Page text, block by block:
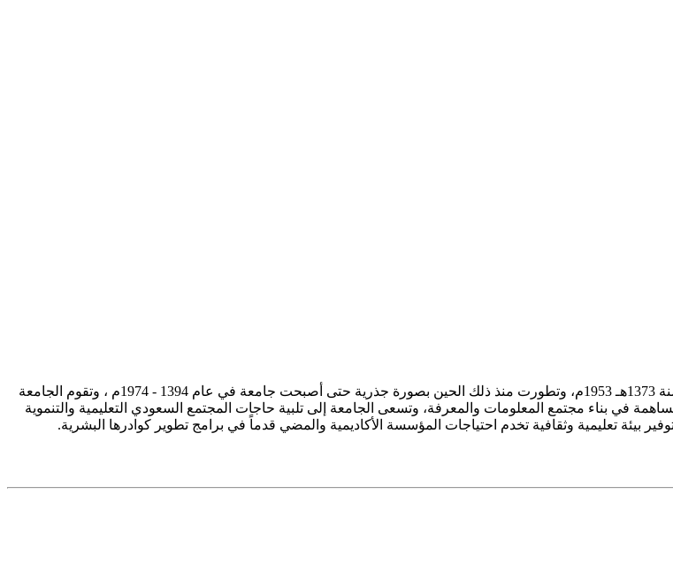
تأسست جامعة الإمام محمد بن سعود الإسلامية ممثلة في كلية الشريعة في سنة 1373هـ 1953م، وتطورت منذ ذلك الحين بصورة جذرية حتى أصبحت جامعة في عام 1394 - 1974م ، وتقوم الجامعة
في بناء مجتمع المعلومات والمعرفة، وتسعى الجامعة إلى تلبية حاجات المجتمع السعودي التعليمية والتنموية
بيئة تعليمية وثقافية تخدم احتياجات المؤسسة الأكاديمية والمضي قدماً في برامج تطوير كوادرها البشرية.